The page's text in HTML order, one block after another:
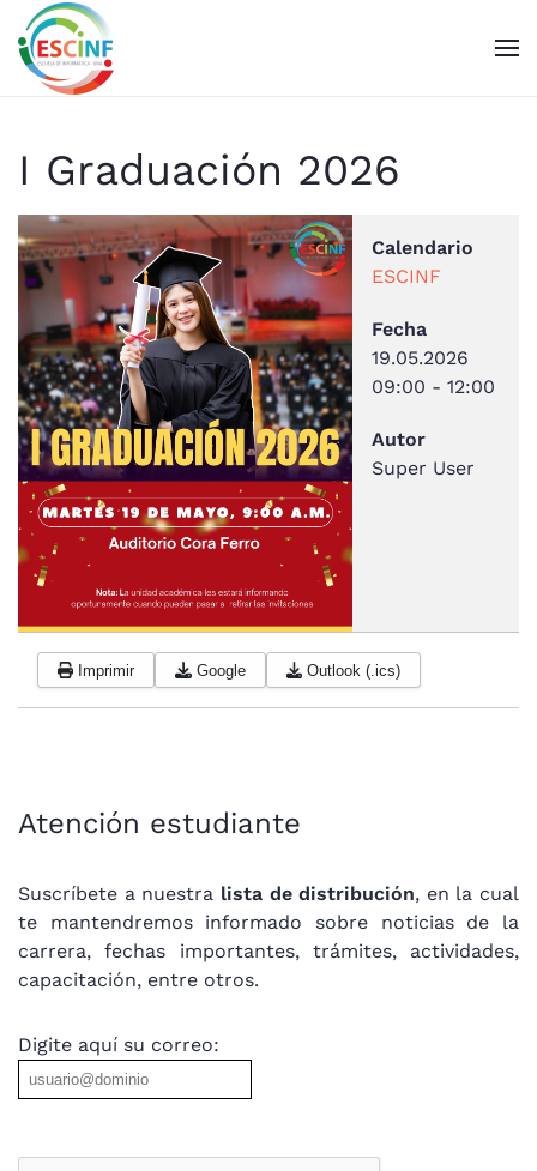
Skip to main content
I Graduación 2026
Calendario
ESCINF
Fecha
19.05.2026
09:00 - 12:00
Autor
Super User
Imprimir Google Outlook (.ics)
Atención estudiante
Suscríbete a nuestra lista de distribución, en la cual
te mantendremos informado sobre noticias de la
carrera, fechas importantes, trámites, actividades,
capacitación, entre otros.
Digite aquí su correo: